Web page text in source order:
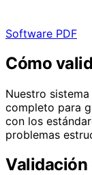
Software PDF
Cómo
Nuestro
completo para
con los
problemas